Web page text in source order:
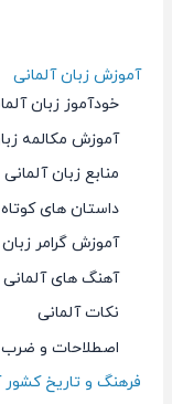
آموزش زبان آلمانی
خودآموز زبان
آموزش مکالمه
منابع زبان آلمانی
داستان های کوتاه
آموزش گرامر زبان
آهنگ های آلمانی
نکات آلمانی
اصطلاحات و ضرب
فرهنگ و تاریخ کشور